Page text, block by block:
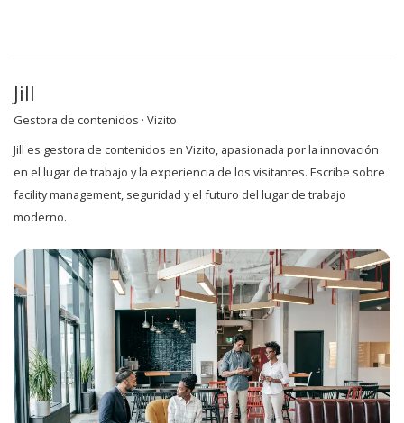
Jill
Gestora de contenidos · Vizito
Jill es gestora de contenidos en Vizito, apasionada por la innovación
en el lugar de trabajo y la experiencia de los visitantes. Escribe sobre
facility management, seguridad y el futuro del lugar de trabajo
moderno.